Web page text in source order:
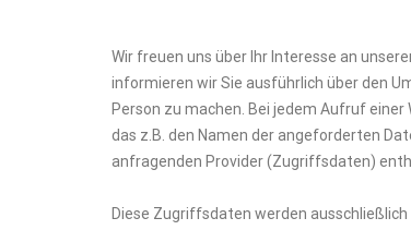
Wir freuen uns über Ihr Interesse an
informieren wir Sie ausführlich über den
Person zu machen. Bei jedem Aufruf
das z.B. den Namen der angeforderten
anfragenden Provider (Zugriffsdaten)
Diese Zugriffsdaten werden